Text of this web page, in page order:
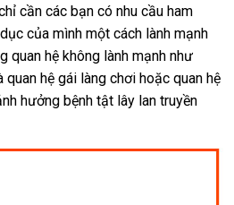
cần hướng
dẫn
các bạn có nhu cầu ham
báo
giá
của mình một cách lành mạnh
quan hệ không lành mạnh như
quan hệ gái làng chơi shopee
hoặc quan hệ
hưởng bệnh tật lây lan truyền